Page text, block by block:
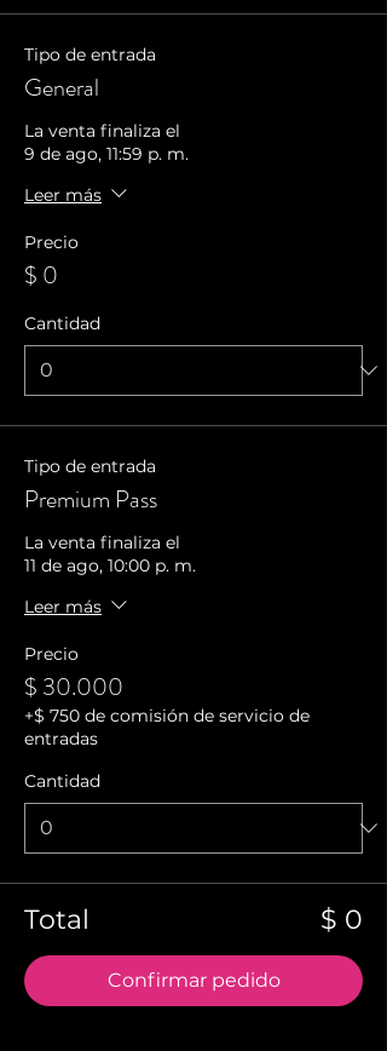
Tipo de entrada
General
La venta finaliza el
9 de ago, 11:59 p. m.
Leer más
Precio
$ 0
Cantidad
Tipo de entrada
Premium Pass
La venta finaliza el
11 de ago, 10:00 p. m.
Leer más
Precio
$ 30.000
+$ 750 de comisión de servicio de
entradas
Cantidad
Total $ 0
Confirmar pedido